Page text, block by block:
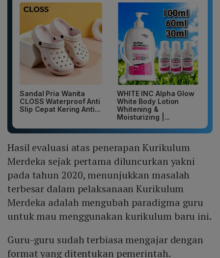
Sandal Pria Wanita
CLOSS Waterproof Anti
Slip Cepat Kering Anti...
WHITE INC Alpha Glow
White Body Lotion
Whitening &
Moisturizing |...
Hasil evaluasi atas penerapan Kurikulum
Merdeka sejak pertama diluncurkan yakni
pada tahun 2020, menunjukkan masalah
terbesar dalam pelaksanaan Kurikulum
Merdeka adalah mengubah paradigma guru
untuk mau menggunakan kurikulum baru ini.
Guru-guru sudah terbiasa mengajar dengan
format yang ditentukan pemerintah.